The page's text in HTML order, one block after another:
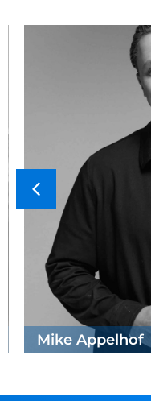
Mike Appelhof